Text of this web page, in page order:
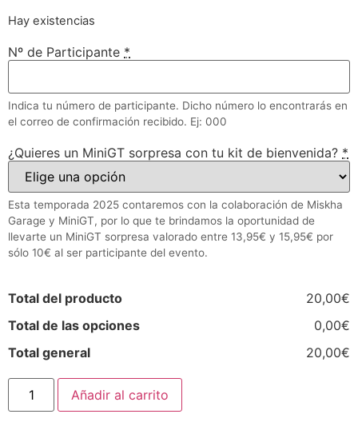
Hay existencias
Nº de Participante *
Indica tu número de participante. Dicho número lo encontrarás en
el correo de confirmación recibido. Ej: 000
¿Quieres un MiniGT sorpresa con tu kit de bienvenida? *
Esta temporada 2025 contaremos con la colaboración de Miskha
Garage y MiniGT, por lo que te brindamos la oportunidad de
llevarte un MiniGT sorpresa valorado entre 13,95€ y 15,95€ por
sólo 10€ al ser participante del evento.
Total del producto
20,00€
Total de las opciones
0,00€
Total general
20,00€
Añadir al carrito